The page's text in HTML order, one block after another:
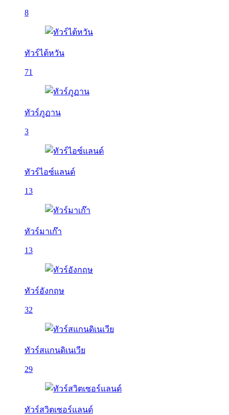
8
ทัวร์ไต้หวัน
71
ทัวร์ภูฏาน
3
ทัวร์ไอซ์แลนด์
13
ทัวร์มาเก๊า
13
ทัวร์อังกฤษ
32
ทัวร์สแกนดิเนเวีย
29
ทัวร์สวิตเซอร์แลนด์